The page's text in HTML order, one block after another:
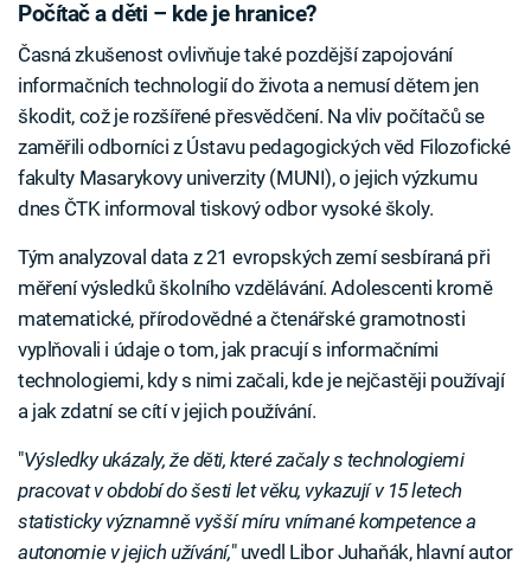
Počítač a děti – kde je hranice?
Časná zkušenost ovlivňuje také pozdější zapojování
informačních technologií do života a nemusí dětem jen
škodit, což je rozšířené přesvědčení. Na vliv počítačů se
zaměřili odborníci z Ústavu pedagogických věd Filozofické
fakulty Masarykovy univerzity (MUNI), o jejich výzkumu
dnes ČTK informoval tiskový odbor vysoké školy.
Tým analyzoval data z 21 evropských zemí sesbíraná při
měření výsledků školního vzdělávání. Adolescenti kromě
matematické, přírodovědné a čtenářské gramotnosti
vyplňovali i údaje o tom, jak pracují s informačními
technologiemi, kdy s nimi začali, kde je nejčastěji používají
a jak zdatní se cítí v jejich používání.
"Výsledky ukázaly, že děti, které začaly s technologiemi
pracovat v období do šesti let věku, vykazují v 15 letech
statisticky významně vyšší míru vnímané kompetence a
autonomie v jejich užívání," uvedl Libor Juhaňák, hlavní autor